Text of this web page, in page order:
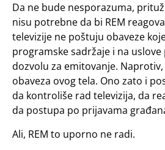
Da ne bude nesporazuma,
nisu potrebne da bi REM
televizije ne poštuju obaveze
programske sadržaje i na
dozvolu za emitovanje.
obaveza ovog tela. Ono zato i
da kontroliše rad televizija, da
da postupa po prijavama
Ali, REM to uporno ne radi.